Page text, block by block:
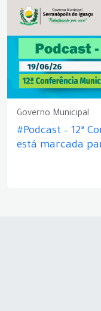
Governo Municipal
#Podcast – 12ª
está marcada